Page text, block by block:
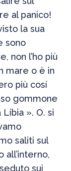
al panico!
la sua
sono
non l’ho più
mare o è in
più cosí
gommone
». O. si
saliti sul
all’interno,
sui